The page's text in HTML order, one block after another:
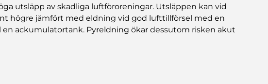
utsläpp av skadliga luftföroreningar. Utsläppen kan vid
högre jämfört med eldning vid god lufttillförsel med en
en ackumulatortank. Pyreldning ökar dessutom risken akut